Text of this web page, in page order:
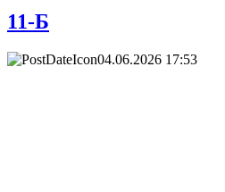
11-Б
04.06.2026 17:53